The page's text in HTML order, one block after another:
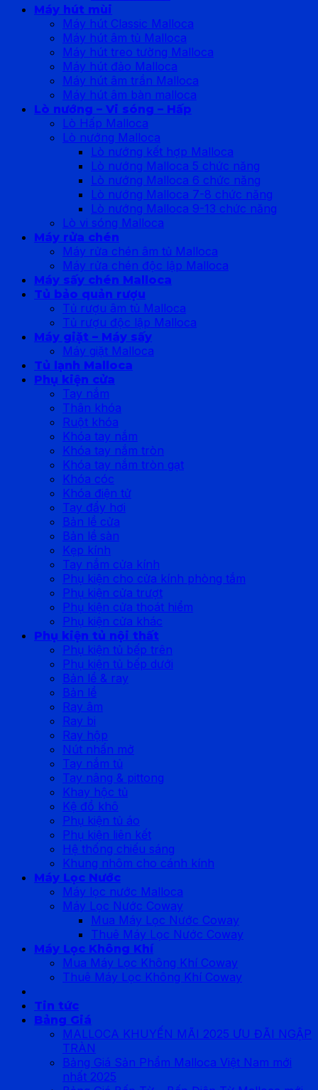
Máy hút mùi
Máy hút Classic Malloca
Máy hút âm tủ Malloca
Máy hút treo tường Malloca
Máy hút đảo Malloca
Máy hút âm trần Malloca
Máy hút âm bàn malloca
Lò nướng – Vi sóng – Hấp
Lò Hấp Malloca
Lò nướng Malloca
Lò nướng kết hợp Malloca
Lò nướng Malloca 5 chức năng
Lò nướng Malloca 6 chức năng
Lò nướng Malloca 7-8 chức năng
Lò nướng Malloca 9-13 chức năng
Lò vi sóng Malloca
Máy rửa chén
Máy rửa chén âm tủ Malloca
Máy rửa chén độc lập Malloca
Máy sấy chén Malloca
Tủ bảo quản rượu
Tủ rượu âm tủ Malloca
Tủ rượu độc lập Malloca
Máy giặt – Máy sấy
Máy giặt Malloca
Tủ lạnh Malloca
Phụ kiện cửa
Tay nắm
Thân khóa
Ruột khóa
Khóa tay nắm
Khóa tay nắm tròn
Khóa tay nắm tròn gạt
Khóa cóc
Khóa điện tử
Tay đẩy hơi
Bản lề cửa
Bản lề sàn
Kẹp kính
Tay nắm cửa kính
Phụ kiện cho cửa kính phòng tắm
Phụ kiện cửa trượt
Phụ kiện cửa thoát hiểm
Phụ kiện cửa khác
Phụ kiện tủ nội thất
Phụ kiện tủ bếp trên
Phụ kiện tủ bếp dưới
Bản lề & ray
Bản lề
Ray âm
Ray bi
Ray hộp
Nút nhấn mở
Tay nắm tủ
Tay nâng & pittong
Khay hộc tủ
Kệ đồ khô
Phụ kiện tủ áo
Phụ kiện liên kết
Hệ thống chiếu sáng
Khung nhôm cho cánh kính
Máy Lọc Nước
Máy lọc nước Malloca
Máy Lọc Nước Coway
Mua Máy Lọc Nước Coway
Thuê Máy Lọc Nước Coway
Máy Lọc Không Khí
Mua Máy Lọc Không Khí Coway
Thuê Máy Lọc Không Khí Coway
Tin tức
Bảng Giá
MALLOCA KHUYẾN MÃI 2025 ƯU ĐÃI NGẬP
TRÀN
Bảng Giá Sản Phẩm Malloca Việt Nam mới
nhất 2025